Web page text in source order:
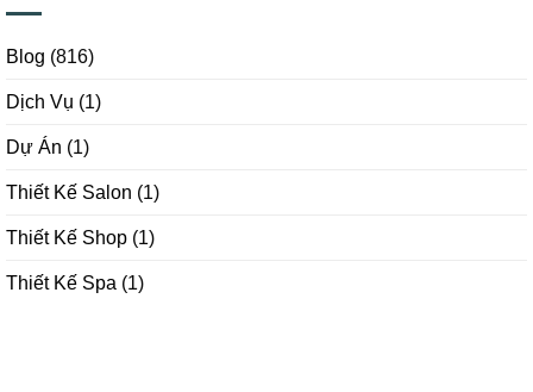
Blog (816)
Dịch Vụ (1)
Dự Án (1)
Thiết Kế Salon (1)
Thiết Kế Shop (1)
Thiết Kế Spa (1)